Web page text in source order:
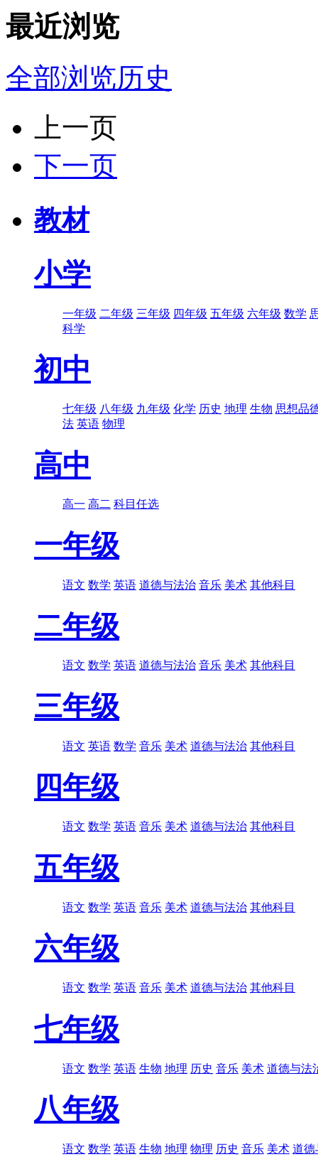
最近浏览
全部浏览历史
上一页
下一页
教材
小学
一年级 二年级 三年级 四年级 五年级 六年级 数学
科学
初中
七年级 八年级 九年级 化学 历史 地理 生物 思想品
法 英语 物理
高中
高一 高二 科目任选
一年级
语文 数学 英语 道德与法治 音乐 美术 其他科目
二年级
语文 数学 英语 道德与法治 音乐 美术 其他科目
三年级
语文 英语 数学 音乐 美术 道德与法治 其他科目
四年级
语文 数学 英语 音乐 美术 道德与法治 其他科目
五年级
语文 数学 英语 音乐 美术 道德与法治 其他科目
六年级
语文 数学 英语 音乐 美术 道德与法治 其他科目
七年级
语文 数学 英语 生物 地理 历史 音乐 美术 道德与法
八年级
语文 数学 英语 生物 地理 物理 历史 音乐 美术 道德